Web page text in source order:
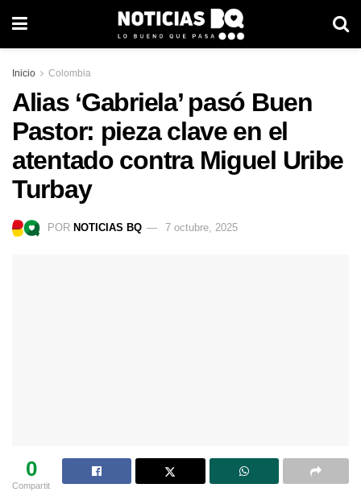
Inicio Colombia
Alias ‘Gabriela’ pasó Buen
Pastor: pieza clave en el
atentado contra Miguel Uribe
Turbay
POR NOTICIAS BQ 7 octubre, 2025
0
Compartit